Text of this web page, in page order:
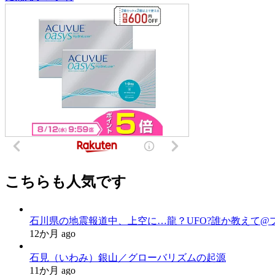
こちらも人気です
石川県の地震報道中、上空に…龍？UFO?誰か教えて@
12か月 ago
石見（いわみ）銀山／グローバリズムの起源
11か月 ago